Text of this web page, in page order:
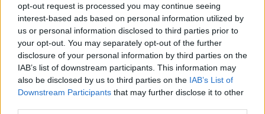
opt-out request is processed you may continue seeing
interest-based ads based on personal information utilized by
us or personal information disclosed to third parties prior to
your opt-out. You may separately opt-out of the further
disclosure of your personal information by third parties on the
IAB’s list of downstream participants. This information may
also be disclosed by us to third parties on the IAB’s List of
Downstream Participants that may further disclose it to other
Mardukno está entre los 500 artistas más
apoyados y visitados de esta semana, su mejor
puesto ha sido el238ºen septiembre de 2018.
¿Apoyar a Marduk?
2 0